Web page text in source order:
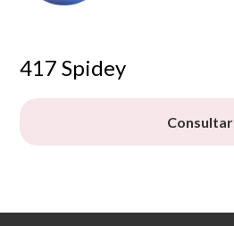
417 Spidey
Consultar